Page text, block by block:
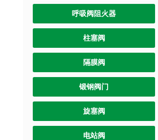
呼吸阀阻火器
柱塞阀
隔膜阀
锻钢阀门
旋塞阀
电站阀